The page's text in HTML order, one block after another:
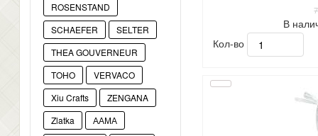
ROSENSTAND
SCHAEFER
SELTER
THEA GOUVERNEUR
TOHO
VERVACO
Xiu Crafts
ZENGANA
Zlatka
ААМА
В
Кол-во